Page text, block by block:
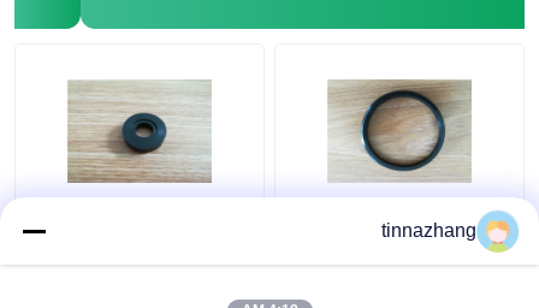
المسيل للدموع المقاومة
الهيدروليكية ختم الشفة،
tinnazhang